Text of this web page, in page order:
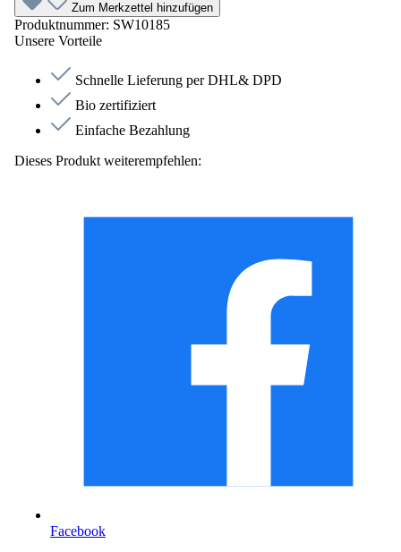
Zum Merkzettel hinzufügen
Produktnummer: SW10185
Unsere Vorteile
Schnelle Lieferung per DHL& DPD
Bio zertifiziert
Einfache Bezahlung
Dieses Produkt weiterempfehlen:
Facebook